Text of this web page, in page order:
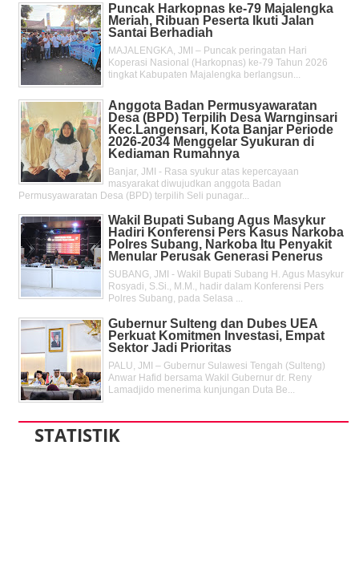
Puncak Harkopnas ke-79 Majalengka
Meriah, Ribuan Peserta Ikuti Jalan
Santai Berhadiah
MAJALENGKA, JMI – Puncak peringatan Hari
Koperasi Nasional (Harkopnas) ke-79 Tahun 2026
tingkat Kabupaten Majalengka berlangsun...
Anggota Badan Permusyawaratan
Desa (BPD) Terpilih Desa Warnginsari
Kec.Langensari, Kota Banjar Periode
2026-2034 Menggelar Syukuran di
Kediaman Rumahnya
Banjar, JMI - Rasa syukur atas kepercayaan
masyarakat diwujudkan anggota Badan
Permusyawaratan Desa (BPD) terpilih Seli punagar...
Wakil Bupati Subang Agus Masykur
Hadiri Konferensi Pers Kasus Narkoba
Polres Subang, Narkoba Itu Penyakit
Menular Perusak Generasi Penerus
SUBANG, JMI - Wakil Bupati Subang H. Agus Masykur
Rosyadi, S.Si., M.M., hadir dalam Konferensi Pers
Polres Subang, pada Selasa ...
Gubernur Sulteng dan Dubes UEA
Perkuat Komitmen Investasi, Empat
Sektor Jadi Prioritas
PALU, JMI – Gubernur Sulawesi Tengah (Sulteng)
Anwar Hafid bersama Wakil Gubernur dr. Reny
Lamadjido menerima kunjungan Duta Be...
STATISTIK